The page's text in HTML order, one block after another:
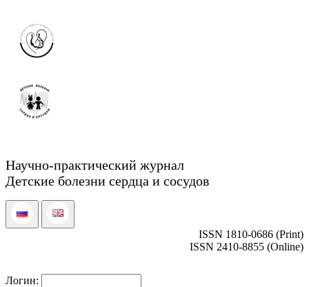
Научно-практический журнал
Детские болезни сердца и сосудов
ISSN 1810-0686 (Print)
ISSN 2410-8855 (Online)
Логин: